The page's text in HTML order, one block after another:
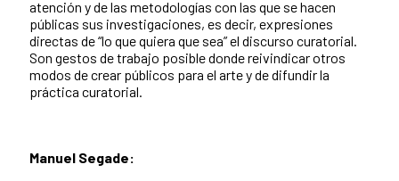
atención y de las metodologías con las que se hacen
públicas sus investigaciones, es decir, expresiones
directas de “lo que quiera que sea” el discurso curatorial.
Son gestos de trabajo posible donde reivindicar otros
modos de crear públicos para el arte y de difundir la
práctica curatorial.
Manuel Segade: